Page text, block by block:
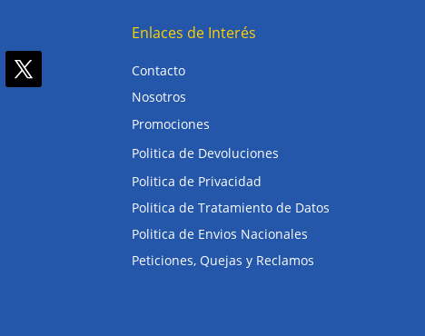
Enlaces de Interés
Contacto
Nosotros
Promociones
Politica de Devoluciones
Politica de Privacidad
Politica de Tratamiento de Datos
Politica de Envios Nacionales
Peticiones, Quejas y Reclamos